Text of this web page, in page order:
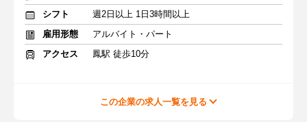
シフト
週2日以上 1日3時間以上
雇用形態
アルバイト・パート
アクセス
鳳駅 徒歩10分
この企業の求人一覧を見る